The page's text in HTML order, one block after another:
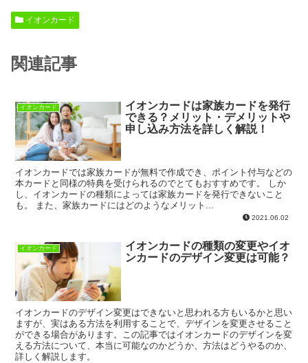
イオンカード
関連記事
イオンカード
イオンカードは家族カードを発行
できる？メリット・デメリットや
申し込み方法を詳しく解説！
イオンカードでは家族カードが無料で作成でき、ポイント付与などの
本カードと同様の特典を受けられるのでとてもおすすめです。 しか
し、イオンカードの種類によっては家族カードを発行できないこと
も。 また、家族カードにはどのようなメリット...
2021.06.02
イオンカード
イオンカードの種類の変更やイオ
ンカードのデザイン変更は可能？
イオンカードのデザイン変更はできないと思われる方もいるかと思い
ますが、実はある方法を利用することで、デザインを変更させること
ができる場合があります。この記事ではイオンカードのデザインを変
える方法について、本当に可能なのかどうか、方法はどうやるのか、
詳しく解説します。